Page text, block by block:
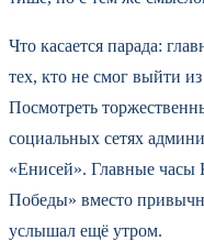
Что касается парада:
тех, кто не смог выйти
Посмотреть
социальных сетях
«Енисей». Главные часы
Победы» вместо
услышал ещё утром.